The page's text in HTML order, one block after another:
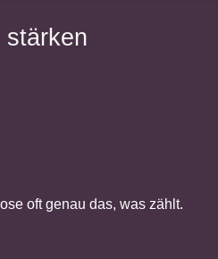
stärken
oft genau das, was zählt.